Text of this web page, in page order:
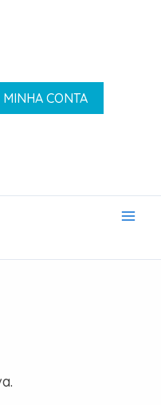
MINHA CONTA